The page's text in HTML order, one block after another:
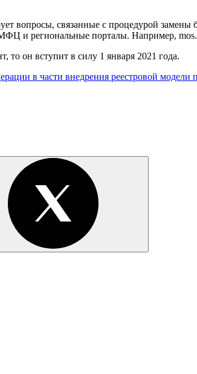
вопросы, связанные с процедурой
и региональные порталы. Например,
то он вступит в силу 1 января 2021 года.
в части внедрения реестровой модели